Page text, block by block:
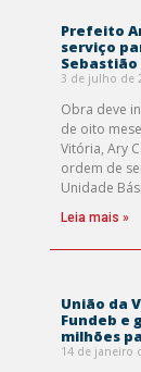
Prefeito
serviço
Sebastião
3 de julho de
Obra deve
de oito
Vitória, Ary
ordem de
Unidade
Leia mais »
União da
Fundeb e
milhões
14 de janeiro